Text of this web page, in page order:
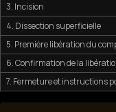
3. Incision
4. Dissection superficielle
5. Première libération du
6. Confirmation de la
7. Fermeture et instructions